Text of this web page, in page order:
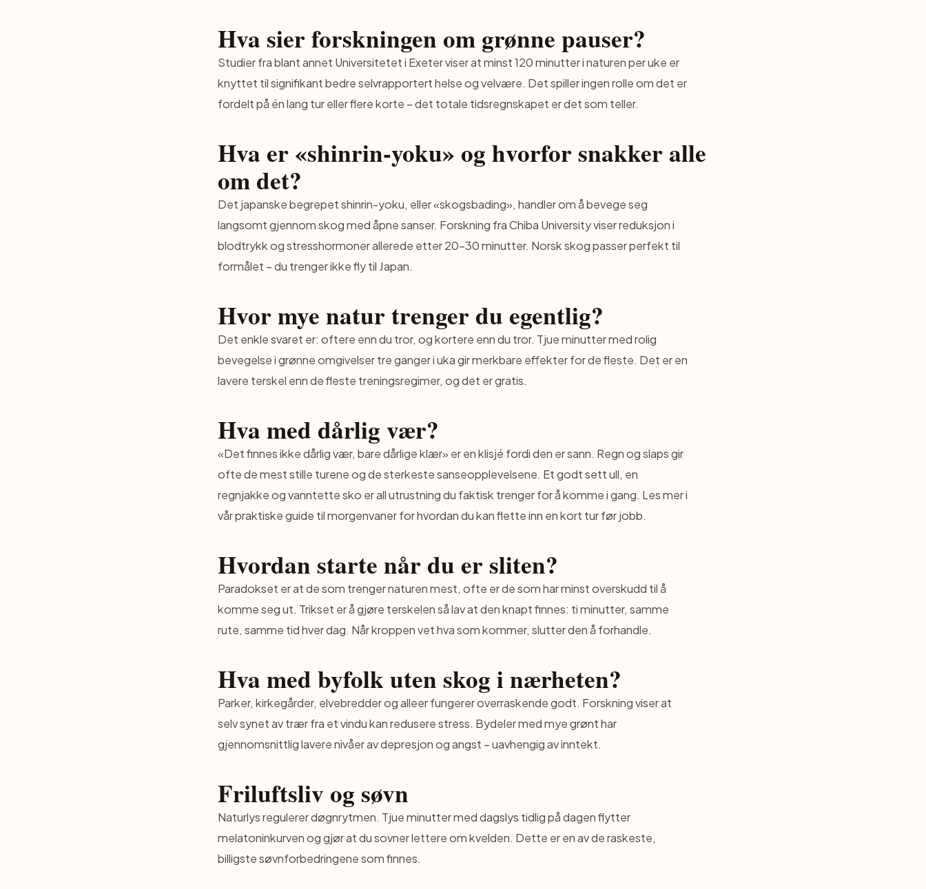
Hva sier forskningen om grønne pauser?
Studier fra blant annet Universitetet i Exeter viser at minst 120 minutter i naturen per uke er
knyttet til signifikant bedre selvrapportert helse og velvære. Det spiller ingen rolle om det er
fordelt på én lang tur eller flere korte – det totale tidsregnskapet er det som teller.
Hva er «shinrin-yoku» og hvorfor snakker alle
om det?
Det japanske begrepet shinrin-yoku, eller «skogsbading», handler om å bevege seg
langsomt gjennom skog med åpne sanser. Forskning fra Chiba University viser reduksjon i
blodtrykk og stresshormoner allerede etter 20–30 minutter. Norsk skog passer perfekt til
formålet – du trenger ikke fly til Japan.
Hvor mye natur trenger du egentlig?
Det enkle svaret er: oftere enn du tror, og kortere enn du tror. Tjue minutter med rolig
bevegelse i grønne omgivelser tre ganger i uka gir merkbare effekter for de fleste. Det er en
lavere terskel enn de fleste treningsregimer, og det er gratis.
Hva med dårlig vær?
«Det finnes ikke dårlig vær, bare dårlige klær» er en klisjé fordi den er sann. Regn og slaps gir
ofte de mest stille turene og de sterkeste sanseopplevelsene. Et godt sett ull, en
regnjakke og vanntette sko er all utrustning du faktisk trenger for å komme i gang. Les mer i
vårpraktiske guide til morgenvanerfor hvordan du kan flette inn en kort tur før jobb.
Hvordan starte når du er sliten?
Paradokset er at de som trenger naturen mest, ofte er de som har minst overskudd til å
komme seg ut. Trikset er å gjøre terskelen så lav at den knapt finnes: ti minutter, samme
rute, samme tid hver dag. Når kroppen vet hva som kommer, slutter den å forhandle.
Hva med byfolk uten skog i nærheten?
Parker, kirkegårder, elvebredder og alleer fungerer overraskende godt. Forskning viser at
selv synet av trær fra et vindu kan redusere stress. Bydeler med mye grønt har
gjennomsnittlig lavere nivåer av depresjon og angst – uavhengig av inntekt.
Friluftsliv og søvn
Naturlys regulerer døgnrytmen. Tjue minutter med dagslys tidlig på dagen flytter
melatoninkurven og gjør at du sovner lettere om kvelden. Dette er en av de raskeste,
billigste søvnforbedringene som finnes.